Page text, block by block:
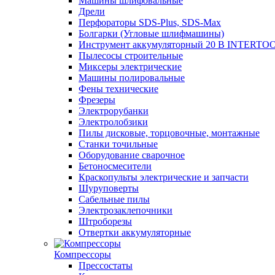
Дрели
Перфораторы SDS-Plus, SDS-Max
Болгарки (Угловые шлифмашины)
Инструмент аккумуляторный 20 В
Пылесосы строительные
Миксеры электрические
Машины полировальные
Фены технические
Фрезеры
Электрорубанки
Электролобзики
Пилы дисковые, торцовочные, монтажные
Станки точильные
Оборудование сварочное
Бетоносмесители
Краскопульты электрические и запчасти
Шуруповерты
Сабельные пилы
Электрозаклепочники
Штроборезы
Отвертки аккумуляторные
Компрессоры
Прессостаты